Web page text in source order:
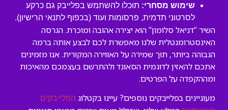
שימוש מסחרי: תוכלו להשתמש בפלייבק גם כרקע
לסרטוני תדמית, פרסומות ועוד (בכפוף לתנאי הרישיון).
השיר “דניאל סלומון” הוא יצירה אהובה ומוכרת. הגרסה
האינסטרומנטלית שלנו מאפשרת לכם לבצע אותה ברמה
הגבוהה ביותר, תוך שמירה על האווירה המקורית. אנו מזמינים
אתכם להאזין לדוגמית הסאונד ולהתרשם בעצמכם מהאיכות
ומההקפדה על הפרטים.
מעוניינים בפלייבקים נוספים? עיינו בקטלוג הפלייבקים